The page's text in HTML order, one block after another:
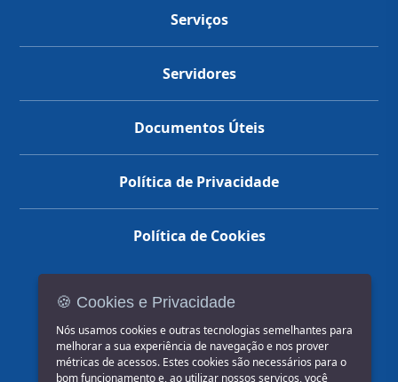
Serviços
Servidores
Documentos Úteis
Política de Privacidade
Política de Cookies
🍪 Cookies e Privacidade
Nós usamos cookies e outras tecnologias semelhantes para
melhorar a sua experiência de navegação e nos prover
métricas de acessos. Estes cookies são necessários para o
bom funcionamento e, ao utilizar nossos serviços, você